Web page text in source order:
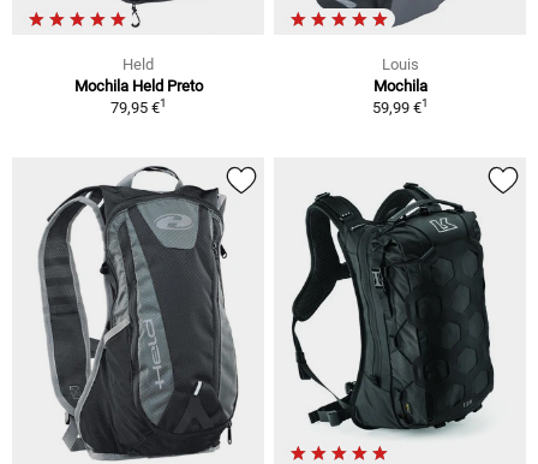
Held
Mochila Held Preto
79,95 €1
Louis
Mochila
59,99 €1